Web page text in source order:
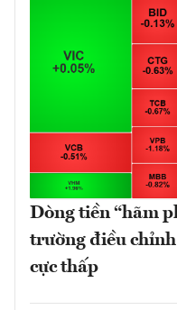
Dòng tiền “hãm
trường điều
cực thấp